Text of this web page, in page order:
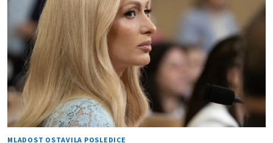
MLADOST OSTAVILA POSLEDICE